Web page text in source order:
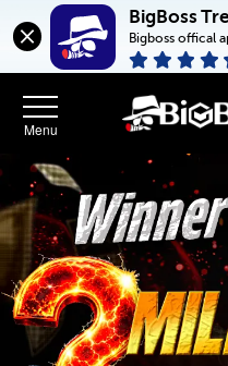
BigBoss
Bigboss offical
BigBoss(幣
博
外
匯
中